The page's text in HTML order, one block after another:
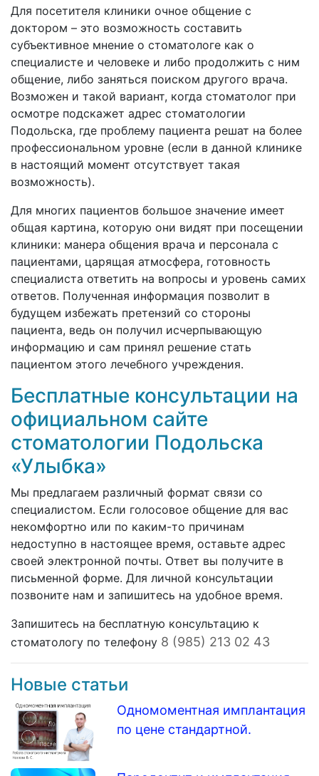
Для посетителя клиники очное общение с
доктором – это возможность составить
субъективное мнение о стоматологе как о
специалисте и человеке и либо продолжить с ним
общение, либо заняться поиском другого врача.
Возможен и такой вариант, когда стоматолог при
осмотре подскажет адрес стоматологии
Подольска, где проблему пациента решат на более
профессиональном уровне (если в данной клинике
в настоящий момент отсутствует такая
возможность).
Для многих пациентов большое значение имеет
общая картина, которую они видят при посещении
клиники: манера общения врача и персонала с
пациентами, царящая атмосфера, готовность
специалиста ответить на вопросы и уровень самих
ответов. Полученная информация позволит в
будущем избежать претензий со стороны
пациента, ведь он получил исчерпывающую
информацию и сам принял решение стать
пациентом этого лечебного учреждения.
Бесплатные консультации на
официальном сайте
стоматологии Подольска
«Улыбка»
Мы предлагаем различный формат связи со
специалистом. Если голосовое общение для вас
некомфортно или по каким-то причинам
недоступно в настоящее время, оставьте адрес
своей электронной почты. Ответ вы получите в
письменной форме. Для личной консультации
позвоните нам и запишитесь на удобное время.
Запишитесь на бесплатную консультацию к
стоматологу по телефону 8 (985) 213 02 43
Новые статьи
Одномоментная имплантация
по цене стандартной.